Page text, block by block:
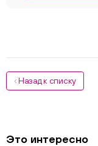
Назад к списку
Это интересно